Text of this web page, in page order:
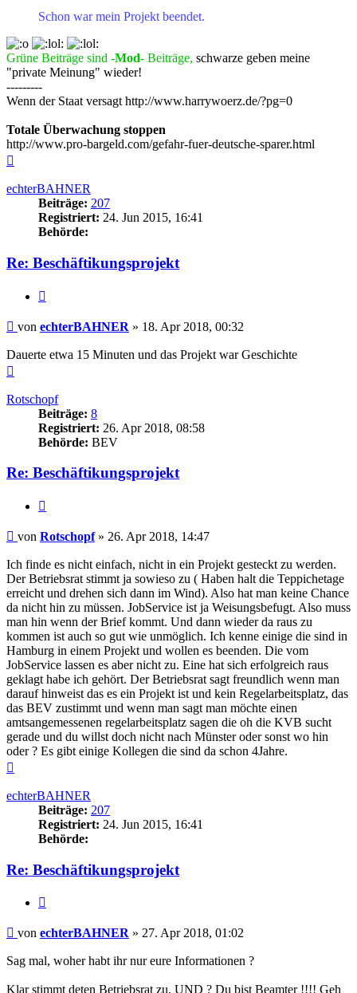
Schon war mein Projekt beendet.
Grüne Beiträge sind -Mod- Beiträge, schwarze geben meine
"private Meinung" wieder!
---------
Wenn der Staat versagt http://www.harrywoerz.de/?pg=0
Totale Überwachung stoppen
http://www.pro-bargeld.com/gefahr-fuer-deutsche-sparer.html
echterBAHNER
Beiträge: 207
Registriert: 24. Jun 2015, 16:41
Behörde:
Re: Beschäftikungsprojekt
Beitrag
von echterBAHNER » 18. Apr 2018, 00:32
Dauerte etwa 15 Minuten und das Projekt war Geschichte
Rotschopf
Beiträge: 8
Registriert: 26. Apr 2018, 08:58
Behörde: BEV
Re: Beschäftikungsprojekt
Beitrag
von Rotschopf» 26. Apr 2018, 14:47
Ich finde es nicht einfach, nicht in ein Projekt gesteckt zu werden.
Der Betriebsrat stimmt ja sowieso zu ( Haben halt die Teppichetage
erreicht und drehen sich dann im Wind). Also hat man keine Chance
da nicht hin zu müssen. JobService ist ja Weisungsbefugt. Also muss
man hin wenn der Brief kommt. Und dann wieder da raus zu
kommen ist auch so gut wie unmöglich. Ich kenne einige die sind in
Hamburg in einem Projekt und wollen es beenden. Die vom
JobService lassen es aber nicht zu. Eine hat sich erfolgreich raus
geklagt habe ich gehört. Der Betriebsrat sagt freundlich wenn man
darauf hinweist das es ein Projekt ist und kein Regelarbeitsplatz, das
das BEV zustimmt und wenn man sagt man möchte einen
amtsangemessenen regelarbeitsplatz sagen die oh die KVB sucht
gerade und du willst doch nicht nach Münster oder sonst wo hin
oder ? Es gibt einige Kollegen die sind da schon 4Jahre.
echterBAHNER
Beiträge: 207
Registriert: 24. Jun 2015, 16:41
Behörde:
Re: Beschäftikungsprojekt
Beitrag
von echterBAHNER » 27. Apr 2018, 01:02
Sag mal, woher habt ihr nur eure Informationen ?
Klar stimmt deten Betriebsrat zu. UND ? Du bist Beamter !!!! Geh